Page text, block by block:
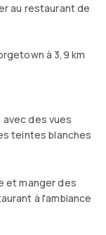
au restaurant de
à 3,9 km
des vues
teintes blanches
et manger des
à l'ambiance